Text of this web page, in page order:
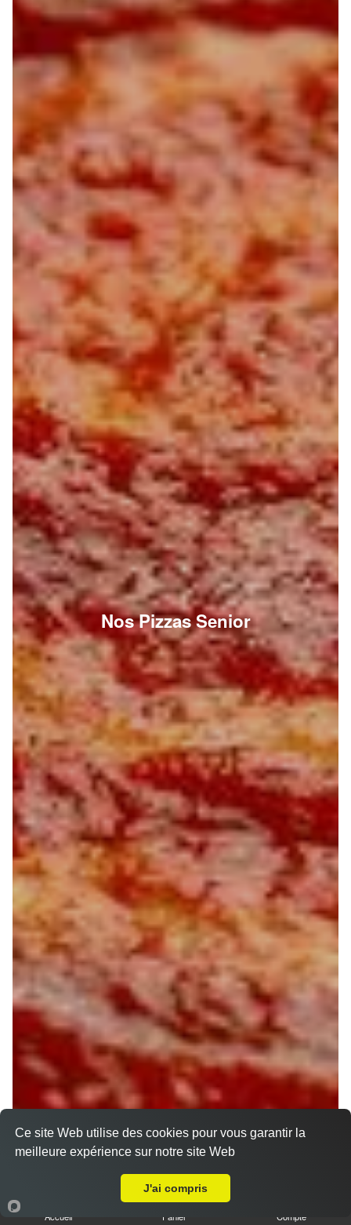
Nos Pizzas Senior
Accueil Panier Compte
Ce site Web utilise des cookies pour vous garantir la
meilleure expérience sur notre site Web
J'ai compris